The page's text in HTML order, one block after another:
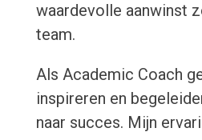
waardevolle aanwinst
team.
Als Academic Coach
inspireren en
naar succes. Mijn